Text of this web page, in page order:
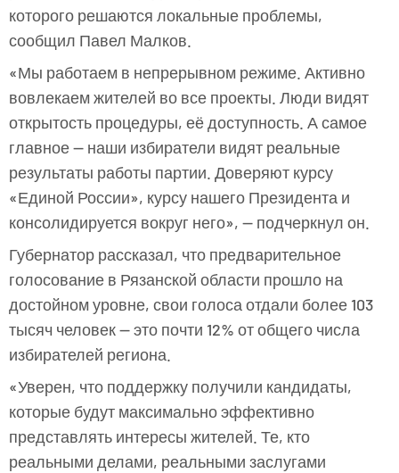
которого решаются локальные проблемы,
сообщил Павел Малков.
«Мы работаем в непрерывном режиме. Активно
вовлекаем жителей во все проекты. Люди видят
открытость процедуры, её доступность. А самое
главное — наши избиратели видят реальные
результаты работы партии. Доверяют курсу
«Единой России», курсу нашего Президента и
консолидируется вокруг него», — подчеркнул он.
Губернатор рассказал, что предварительное
голосование в Рязанской области прошло на
достойном уровне, свои голоса отдали более 103
тысяч человек — это почти 12% от общего числа
избирателей региона.
«Уверен, что поддержку получили кандидаты,
которые будут максимально эффективно
представлять интересы жителей. Те, кто
реальными делами, реальными заслугами